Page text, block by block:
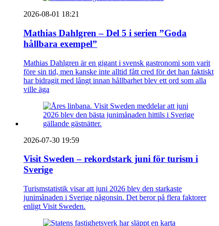
2026-08-01 18:21
Mathias Dahlgren – Del 5 i serien ”Goda
hållbara exempel”
Mathias Dahlgren är en gigant i svensk gastronomi som varit
före sin tid, men kanske inte alltid fått cred för det han faktiskt
har bidragit med långt innan hållbarhet blev ett ord som alla
ville äga
2026-07-30 19:59
Visit Sweden – rekordstark juni för turism i
Sverige
Turismstatistik visar att juni 2026 blev den starkaste
junimånaden i Sverige någonsin. Det beror på flera faktorer
enligt Visit Sweden.